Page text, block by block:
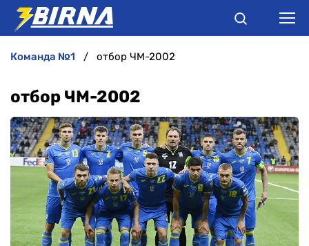
АНАЛІТИКА
ІНТЕРВ'Ю
РІЗНЕ
БУКМЕКЕРИ
команда №1 отбор ЧМ-2002
отбор ЧМ-2002